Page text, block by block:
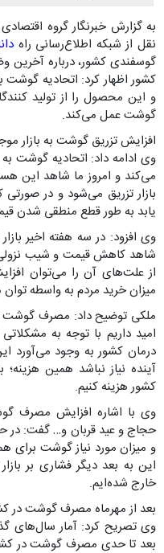
به گزارش خبرنگار گروه
نقل از شبکه اطلاع‌رسانی راه
گوسفندی کشور، درباره آخرین
کشور اظهار کرد: اتحادیه
و این محصول را از تولید
گوشت عمل می‌کند.
افزایش تزریق گوشت به بازار
وی ادامه داد: اتحادیه گوشت به
می‌کند و امروز ما شاهد این
بازار تزریق می‌شود و در
یابد به طور قطع منطقی شدن
وی افزود: در سه هفته اخیر
شاهد کاهش قیمت و شیب نزولی
از علت‌های آن را می‌توان
میزان خرید مردم به واسطه توان
ملکی توضیح داد: مصرف گوشت
امید داریم با توجه به
درمان کشور به وجود می‌آورد
آینده نیاز نباشد همین
کشور هزینه کنیم.
وی با اشاره افزایش مصرف
حجاج و عید قربان و… گفت: در
و میزان مورد نیاز گوشت
این به بعد دیگر فشاری بر
خارج شده‌ایم.
بعد از مهرماه مصرف گوشت در
وی تصریح کرد: آمار سال‌های
بعد تا حدی مصرف گوشت در